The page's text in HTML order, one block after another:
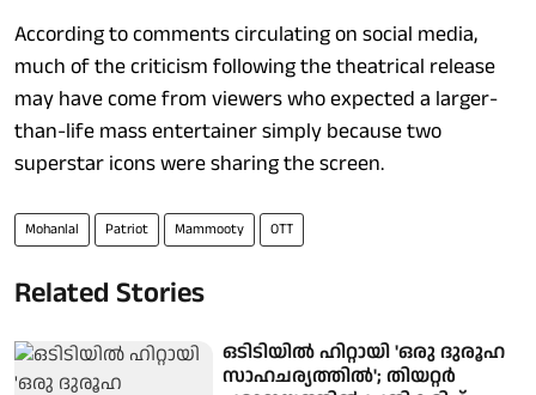
According to comments circulating on social media,
much of the criticism following the theatrical release
may have come from viewers who expected a larger-
than-life mass entertainer simply because two
superstar icons were sharing the screen.
Mohanlal Patriot Mammooty OTT
Related Stories
ഒടിടിയിൽ ഹിറ്റായി 'ഒരു ദുരൂഹ
സാഹചര്യത്തിൽ'; തിയറ്റർ